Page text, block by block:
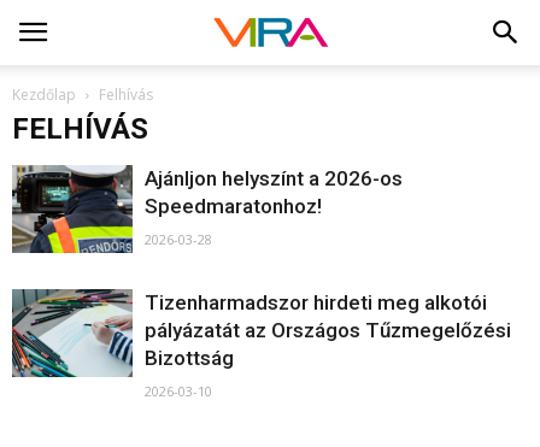
Kezdőlap Felhívás
FELHÍVÁS
Ajánljon helyszínt a 2026-os
Speedmaratonhoz!
2026-03-28
Tizenharmadszor hirdeti meg alkotói
pályázatát az Országos Tűzmegelőzési
Bizottság
2026-03-10